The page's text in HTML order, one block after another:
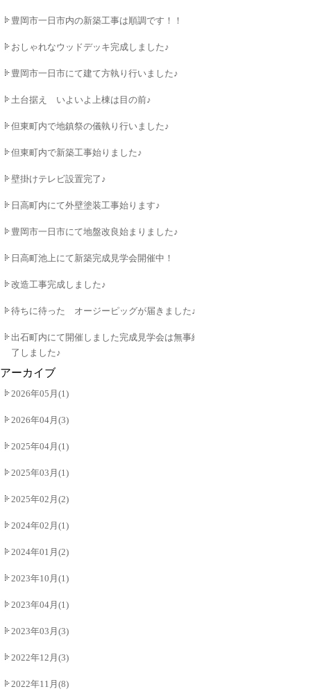
豊岡市一日市内の新築工事は順調です！！
おしゃれなウッドデッキ完成しました♪
豊岡市一日市にて建て方執り行いました♪
土台据え いよいよ上棟は目の前♪
但東町内で地鎮祭の儀執り行いました♪
但東町内で新築工事始りました♪
壁掛けテレビ設置完了♪
日高町内にて外壁塗装工事始ります♪
豊岡市一日市にて地盤改良始まりました♪
日高町池上にて新築完成見学会開催中！
改造工事完成しました♪
待ちに待った オージーピッグが届きました♪
出石町内にて開催しました完成見学会は無事終
了しました♪
アーカイブ
2026年05月(1)
2026年04月(3)
2025年04月(1)
2025年03月(1)
2025年02月(2)
2024年02月(1)
2024年01月(2)
2023年10月(1)
2023年04月(1)
2023年03月(3)
2022年12月(3)
2022年11月(8)